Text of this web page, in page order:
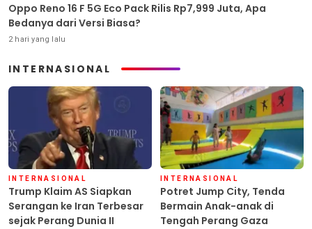
Oppo Reno 16 F 5G Eco Pack Rilis Rp7,999 Juta, Apa
Bedanya dari Versi Biasa?
2 hari yang lalu
INTERNASIONAL
INTERNASIONAL
Trump Klaim AS Siapkan
Serangan ke Iran Terbesar
sejak Perang Dunia II
INTERNASIONAL
Potret Jump City, Tenda
Bermain Anak-anak di
Tengah Perang Gaza